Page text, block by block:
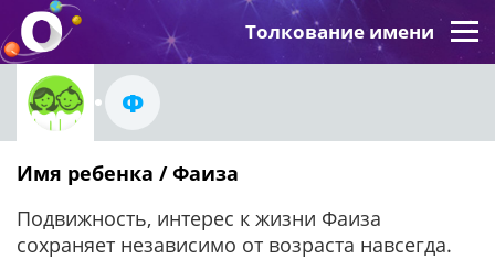
Толкование имени
Ф
Имя ребенка / Фаиза
Подвижность, интерес к жизни Фаиза
сохраняет независимо от возраста навсегда.